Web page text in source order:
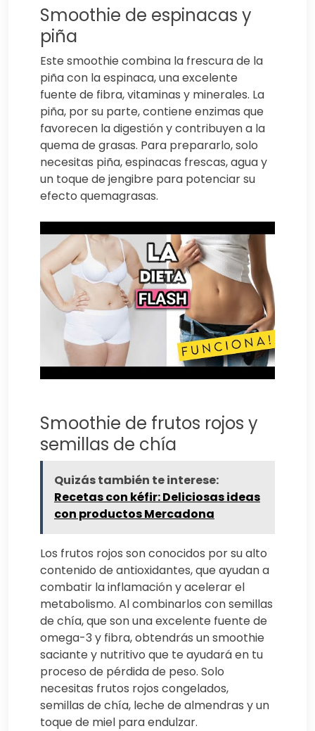
Smoothie de espinacas y
piña
Este smoothie combina la frescura de la
piña con la espinaca, una excelente
fuente de fibra, vitaminas y minerales. La
piña, por su parte, contiene enzimas que
favorecen la digestión y contribuyen a la
quema de grasas. Para prepararlo, solo
necesitas piña, espinacas frescas, agua y
un toque de jengibre para potenciar su
efecto quemagrasas.
Smoothie de frutos rojos y
semillas de chía
Quizás también te interese:
Recetas con kéfir: Deliciosas ideas
con productos Mercadona
Los frutos rojos son conocidos por su alto
contenido de antioxidantes, que ayudan a
combatir la inflamación y acelerar el
metabolismo. Al combinarlos con semillas
de chía, que son una excelente fuente de
omega-3 y fibra, obtendrás un smoothie
saciante y nutritivo que te ayudará en tu
proceso de pérdida de peso. Solo
necesitas frutos rojos congelados,
semillas de chía, leche de almendras y un
toque de miel para endulzar.